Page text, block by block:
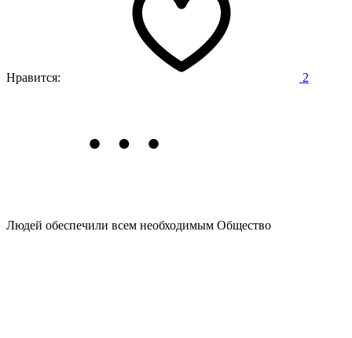
Нравится: 2
Людей обеспечили всем необходимым Общество